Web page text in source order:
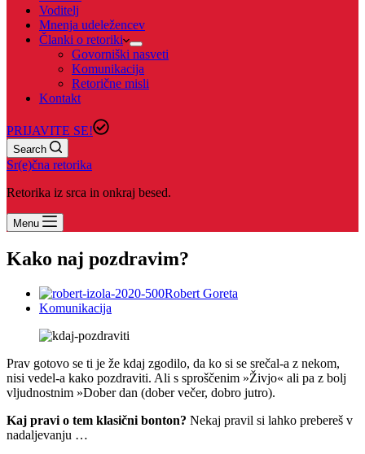
Voditelj
Mnenja udeležencev
Članki o retoriki
Govorniški nasveti
Komunikacija
Retorične misli
Kontakt
PRIJAVITE SE!
Search
Sr(e)čna retorika
Retorika iz srca in onkraj besed.
Menu
Kako naj pozdravim?
Robert Goreta
Komunikacija
Prav gotovo se ti je že kdaj zgodilo, da ko si se srečal-a z nekom,
nisi vedel-a kako pozdraviti. Ali s sproščenim »Živjo« ali pa z bolj
vljudnostnim »Dober dan (dober večer, dobro jutro).
Kaj pravi o tem klasični bonton? Nekaj pravil si lahko prebereš v
nadaljevanju …